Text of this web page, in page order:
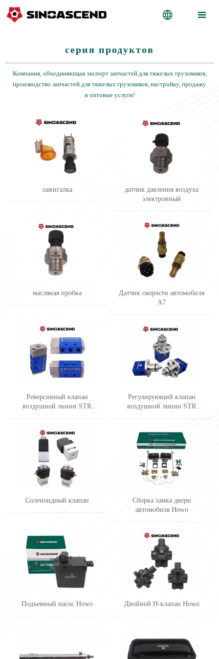
 
серия продуктов
Компания, объединяющая экспорт запчастей для тяжелых грузовиков,
производство запчастей для тяжелых грузовиков, настройку, продажу
и оптовые услуги!
зажигалка
датчик давления воздуха
электронный
масляная пробка
Датчик скорости автомобиля
A7
Реверсивный клапан
воздушной линии STR
Регулирующий клапан
воздушной линии STR
Соленоидный клапан
Сборка замка двери
автомобиля Howo
Подъемный насос Howo Двойной H-клапан Howo